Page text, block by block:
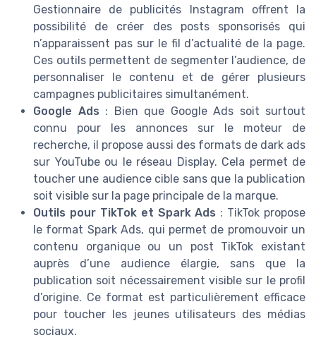
Gestionnaire de publicités Instagram offrent la
possibilité de créer des posts sponsorisés qui
n’apparaissent pas sur le fil d’actualité de la page.
Ces outils permettent de segmenter l’audience, de
personnaliser le contenu et de gérer plusieurs
campagnes publicitaires simultanément.
Google Ads : Bien que Google Ads soit surtout
connu pour les annonces sur le moteur de
recherche, il propose aussi des formats de dark ads
sur YouTube ou le réseau Display. Cela permet de
toucher une audience cible sans que la publication
soit visible sur la page principale de la marque.
Outils pour TikTok et Spark Ads : TikTok propose
le format Spark Ads, qui permet de promouvoir un
contenu organique ou un post TikTok existant
auprès d’une audience élargie, sans que la
publication soit nécessairement visible sur le profil
d’origine. Ce format est particulièrement efficace
pour toucher les jeunes utilisateurs des médias
sociaux.